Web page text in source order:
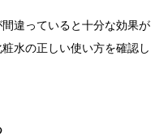
違っていると十分な効果が
水の正しい使い方を確認し